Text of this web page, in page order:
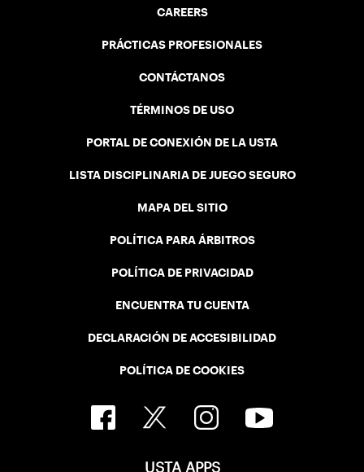
CAREERS
PRÁCTICAS PROFESIONALES
CONTÁCTANOS
TÉRMINOS DE USO
PORTAL DE CONEXIÓN DE LA USTA
LISTA DISCIPLINARIA DE JUEGO SEGURO
MAPA DEL SITIO
POLÍTICA PARA ÁRBITROS
POLÍTICA DE PRIVACIDAD
ENCUENTRA TU CUENTA
DECLARACIÓN DE ACCESIBILIDAD
POLÍTICA DE COOKIES
USTA APPS